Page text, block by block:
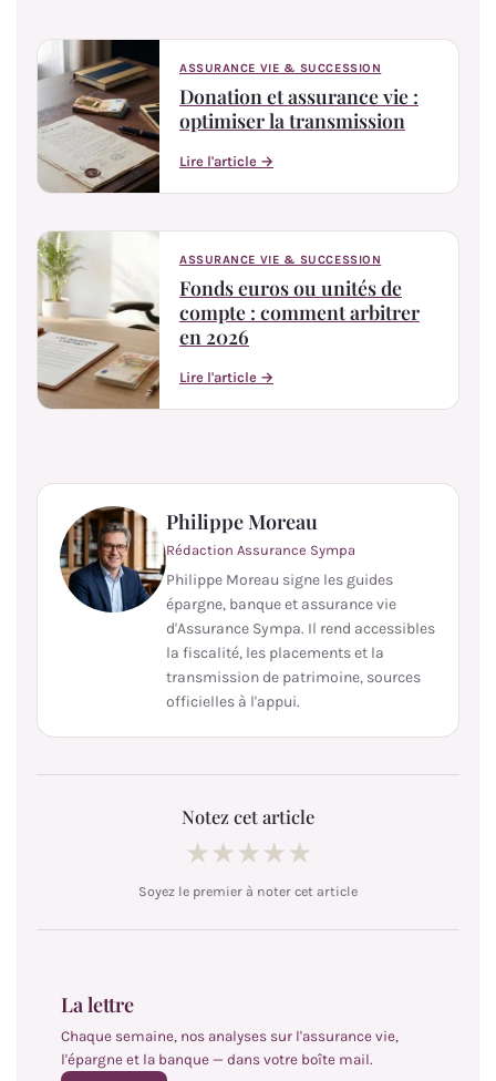
ASSURANCE VIE & SUCCESSION
Donation et assurance vie :
optimiser la transmission
Lire l'article →
ASSURANCE VIE & SUCCESSION
Fonds euros ou unités de
compte : comment arbitrer
en 2026
Lire l'article →
Philippe Moreau
Rédaction Assurance Sympa
Philippe Moreau signe les guides
épargne, banque et assurance vie
d'Assurance Sympa. Il rend accessibles
la fiscalité, les placements et la
transmission de patrimoine, sources
officielles à l'appui.
Notez cet article
★★★★★
Soyez le premier à noter cet article
La lettre
Chaque semaine, nos analyses sur l'assurance vie,
l'épargne et la banque — dans votre boîte mail.